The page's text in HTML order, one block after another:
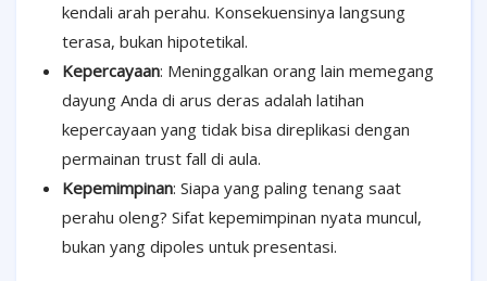
kendali arah perahu. Konsekuensinya langsung
terasa, bukan hipotetikal.
Kepercayaan: Meninggalkan orang lain memegang
dayung Anda di arus deras adalah latihan
kepercayaan yang tidak bisa direplikasi dengan
permainan trust fall di aula.
Kepemimpinan: Siapa yang paling tenang saat
perahu oleng? Sifat kepemimpinan nyata muncul,
bukan yang dipoles untuk presentasi.